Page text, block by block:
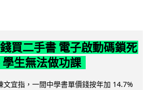
買二手書 電子啟動碼鎖死
生無法做功課
文宜指，一間中學書單價錢按年加 14.7%